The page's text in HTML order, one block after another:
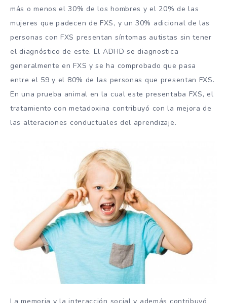
más o menos el 30% de los hombres y el 20% de las
mujeres que padecen de FXS, y un 30% adicional de las
personas con FXS presentan síntomas autistas sin tener
el diagnóstico de este. El ADHD se diagnostica
generalmente en FXS y se ha comprobado que pasa
entre el 59 y el 80% de las personas que presentan FXS.
En una prueba animal en la cual este presentaba FXS, el
tratamiento con metadoxina contribuyó con la mejora de
las alteraciones conductuales del aprendizaje.